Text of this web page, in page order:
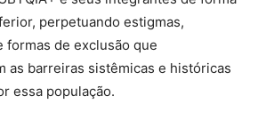
perpetuando estigmas,
formas de exclusão que
as barreiras sistêmicas e históricas
essa população.